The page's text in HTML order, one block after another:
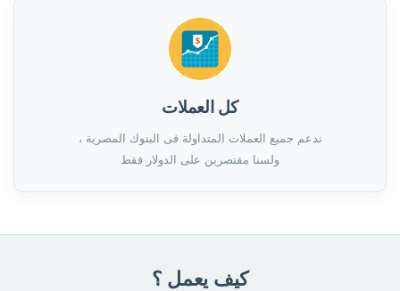
كل العملات
ندعم جميع العملات المتداولة فى البنوك المصرية ،
ولسنا مقتصرين على الدولار فقط
كيف يعمل ؟